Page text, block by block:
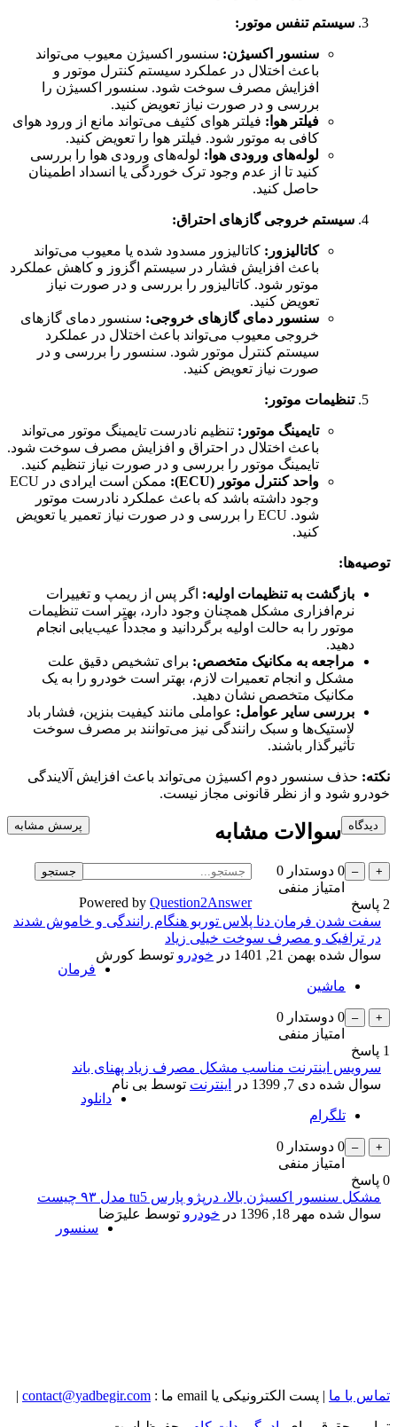
سیستم تنفس موتور:
سنسور اکسیژن: سنسور اکسیژن معیوب می‌تواند
باعث اختلال در عملکرد سیستم کنترل موتور و
افزایش مصرف سوخت شود. سنسور اکسیژن را
بررسی و در صورت نیاز تعویض کنید.
فیلتر هوا: فیلتر هوای کثیف می‌تواند مانع از ورود هوای
کافی به موتور شود. فیلتر هوا را تعویض کنید.
لوله‌های ورودی هوا: لوله‌های ورودی هوا را بررسی
کنید تا از عدم وجود ترک خوردگی یا انسداد اطمینان
حاصل کنید.
سیستم خروجی گازهای احتراق:
کاتالیزور: کاتالیزور مسدود شده یا معیوب می‌تواند
باعث افزایش فشار در سیستم اگزوز و کاهش عملکرد
موتور شود. کاتالیزور را بررسی و در صورت نیاز
تعویض کنید.
سنسور دمای گازهای خروجی: سنسور دمای گازهای
خروجی معیوب می‌تواند باعث اختلال در عملکرد
سیستم کنترل موتور شود. سنسور را بررسی و در
صورت نیاز تعویض کنید.
تنظیمات موتور:
تایمینگ موتور: تنظیم نادرست تایمینگ موتور می‌تواند
باعث اختلال در احتراق و افزایش مصرف سوخت شود.
تایمینگ موتور را بررسی و در صورت نیاز تنظیم کنید.
واحد کنترل موتور (ECU):
ممکن است ایرادی در ECU
وجود داشته باشد که باعث عملکرد نادرست موتور
شود. ECU را بررسی و در صورت نیاز تعمیر یا تعویض
کنید.
توصیه‌ها:
بازگشت به تنظیمات اولیه: اگر پس از ریمپ و تغییرات
نرم‌افزاری مشکل همچنان وجود دارد، بهتر است تنظیمات
موتور را به حالت اولیه برگردانید و مجدداً عیب‌یابی انجام
دهید.
مراجعه به مکانیک متخصص: برای تشخیص دقیق علت
مشکل و انجام تعمیرات لازم، بهتر است خودرو را به یک
مکانیک متخصص نشان دهید.
بررسی سایر عوامل: عواملی مانند کیفیت بنزین، فشار باد
لاستیک‌ها و سبک رانندگی نیز می‌توانند بر مصرف سوخت
تأثیرگذار باشند.
نکته: حذف سنسور دوم اکسیژن می‌تواند باعث افزایش آلایندگی
خودرو شود و از نظر قانونی مجاز نیست.
سوالات مشابه
0 دوستدار 0
امتیاز منفی
2 پاسخ
سفت شدن فرمان دنا پلاس توربو هنگام رانندگی و خاموش شدند
در ترافیک و مصرف سوخت خیلی زیاد
سوال شده بهمن 21, 1401 در خودرو توسط کورش
فرمان
ماشین
0 دوستدار 0
امتیاز منفی
1 پاسخ
سرویس اینترنت مناسب مشکل مصرف زیاد پهنای باند
سوال شده دی 7, 1399 در اینترنت توسط بی نام
دانلود
تلگرام
0 دوستدار 0
امتیاز منفی
0 پاسخ
مشکل سنسور اکسیژن بالا، درپژو پارس tu5 مدل ۹۳ چیست
سوال شده مهر 18, 1396 در خودرو توسط علیرَضا
سنسور
Powered by Question2Answer
تماس با ما | پست الکترونیکی یا email ما : contact@yadbegir.com
|